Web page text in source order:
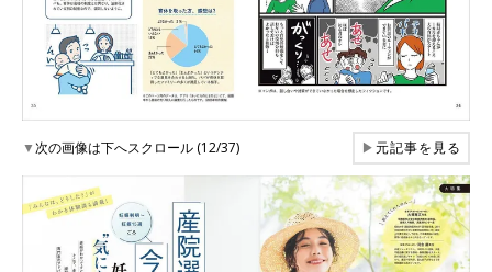
▼次の画像は下へスクロール (12/37) ▶元記事を見る